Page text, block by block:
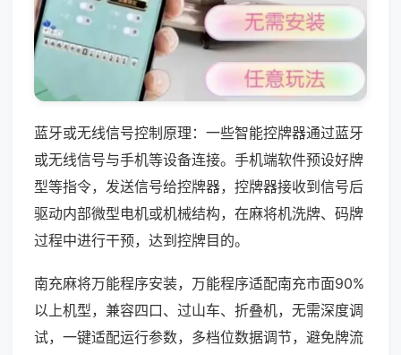
蓝牙或无线信号控制原理：一些智能控牌器通过蓝牙
或无线信号与手机等设备连接。手机端软件预设好牌
型等指令，发送信号给控牌器，控牌器接收到信号后
驱动内部微型电机或机械结构，在麻将机洗牌、码牌
过程中进行干预，达到控牌目的。
南充麻将万能程序安装，万能程序适配南充市面90%
以上机型，兼容四口、过山车、折叠机，无需深度调
试，一键适配运行参数，多档位数据调节，避免牌流